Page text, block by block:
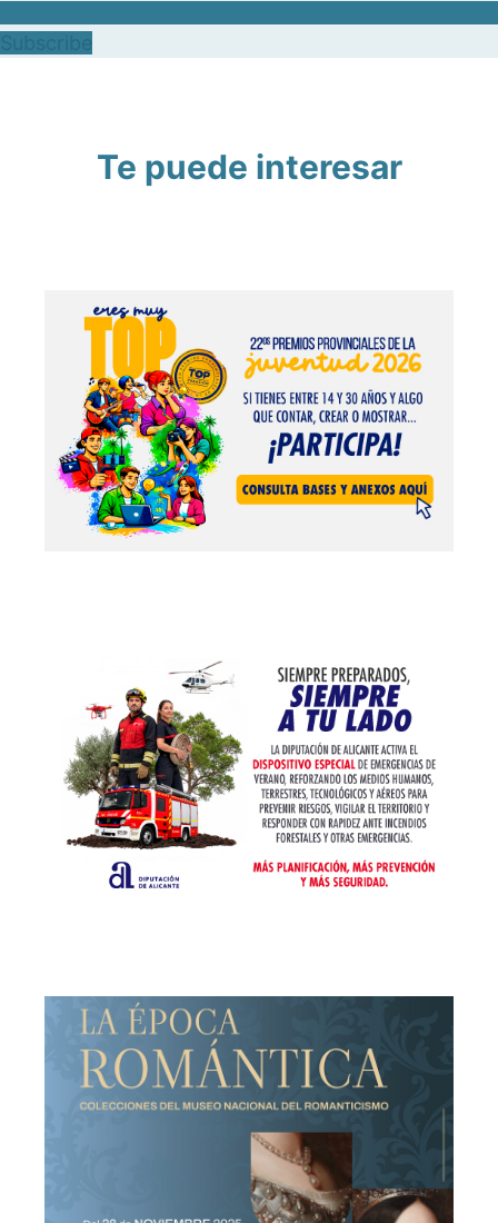
Te puede interesar